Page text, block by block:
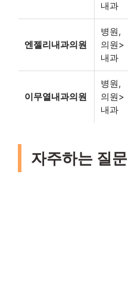
내과
엔젤리내과의원
병원,
의원>
내과
이무열내과의원
병원,
의원>
내과
자주하는 질문